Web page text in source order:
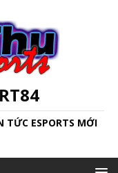
TỨC ESPORTS MỚI